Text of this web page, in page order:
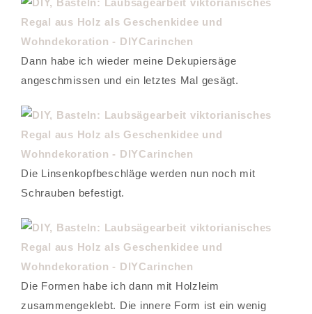
Dann habe ich wieder meine Dekupiersäge
angeschmissen und ein letztes Mal gesägt.
Die Linsenkopfbeschläge werden nun noch mit
Schrauben befestigt.
Die Formen habe ich dann mit Holzleim
zusammengeklebt. Die innere Form ist ein wenig